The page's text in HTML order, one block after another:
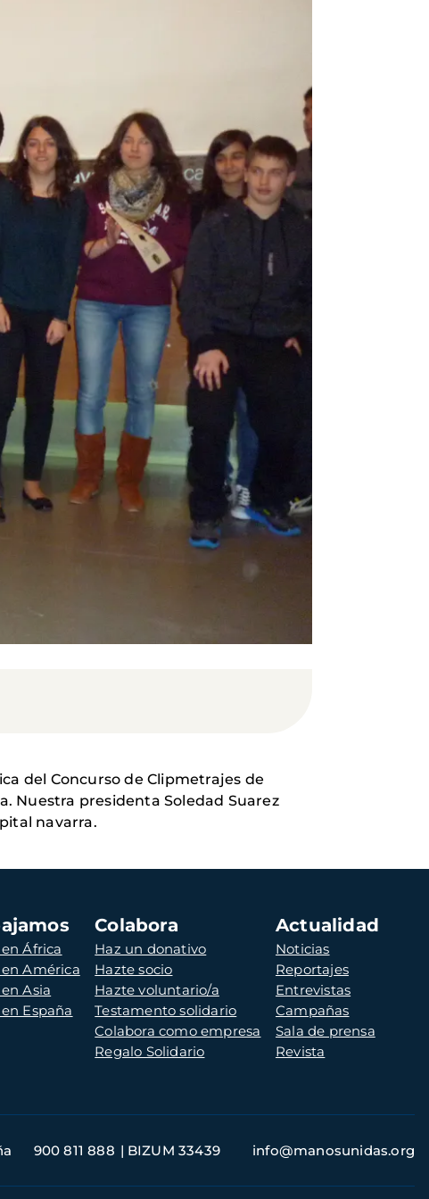
del Concurso de Clipmetrajes de
Nuestra presidenta Soledad Suarez
navarra.
África
América
Asia
España
Colabora
Haz un donativo
Hazte socio
Hazte voluntario/a
Testamento solidario
Colabora como empresa
Regalo Solidario
Actualidad
Noticias
Reportajes
Entrevistas
Campañas
Sala de prensa
Revista
900 811 888 BIZUM 33439 info@manosunidas.org